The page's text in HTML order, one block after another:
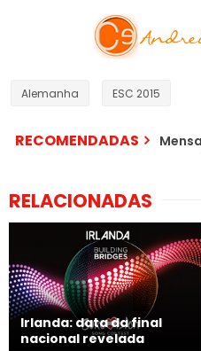
Alemanha ESC 2015
RECOMENDADAS
RELACIONADAS
Irlanda: data da final
nacional revelada